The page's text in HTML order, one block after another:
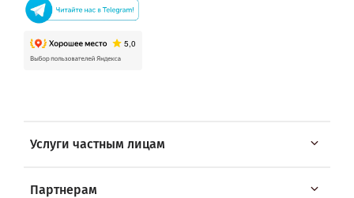
Услуги частным лицам
Партнерам